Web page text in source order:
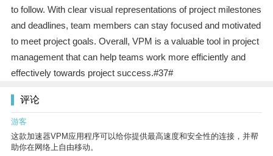
to follow. With clear visual representations of project milestones
and deadlines, team members can stay focused and motivated
to meet project goals. Overall, VPM is a valuable tool in project
management that can help teams work more efficiently and
effectively towards project success.#37#
评论
游客
这款加速器VPM应用程序可以给你提供最高速度和安全性的连接，并帮
助你在网络上自由移动。